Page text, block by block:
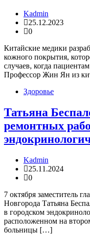
Kadmin
25.12.2023
0
Китайские медики
кожного покрытия,
случаев, когда
Профессор Жин Ян из
Здоровье
Татьяна
ремонтных
Kadmin
25.11.2024
0
7 октября заместитель
Новгорода Татьяна
в городском
расположенном на
больницы […]